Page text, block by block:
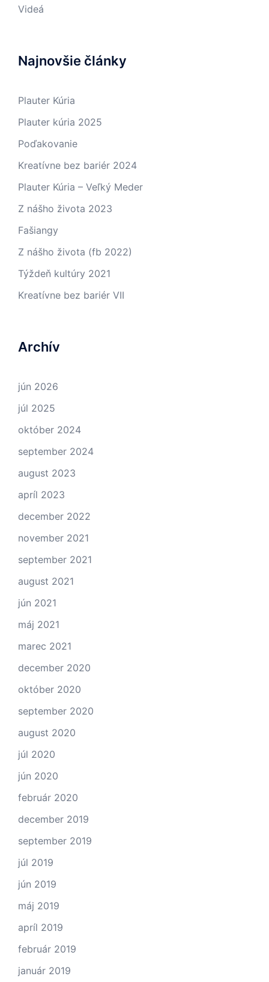
Videá
Najnovšie články
Plauter Kúria
Plauter kúria 2025
Poďakovanie
Kreatívne bez bariér 2024
Plauter Kúria – Veľký Meder
Z nášho života 2023
Fašiangy
Z nášho života (fb 2022)
Týždeň kultúry 2021
Kreatívne bez bariér VII
Archív
jún 2026
júl 2025
október 2024
september 2024
august 2023
apríl 2023
december 2022
november 2021
september 2021
august 2021
jún 2021
máj 2021
marec 2021
december 2020
október 2020
september 2020
august 2020
júl 2020
jún 2020
február 2020
december 2019
september 2019
júl 2019
jún 2019
máj 2019
apríl 2019
február 2019
január 2019